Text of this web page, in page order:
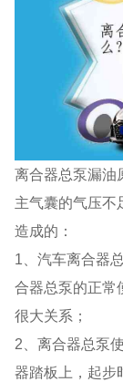
离合器总泵漏油
主气囊的气压不
造成的：
1、汽车离合器
合器总泵的正常
很大关系；
2、离合器总泵
器踏板上，起步